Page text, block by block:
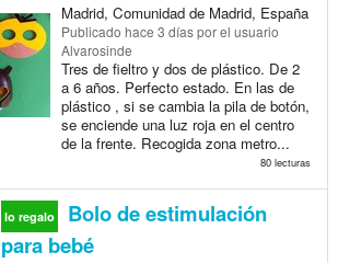
Madrid, Comunidad de Madrid, España
Publicado hace 3 díaspor el usuario
Alvarosinde
Tres de fieltro y dos de plástico. De 2
a 6 años. Perfecto estado. En las de
plástico , si se cambia la pila de botón,
se enciende una luz roja en el centro
de la frente. Recogida zona metro...
80 lecturas
lo regalo
Bolo de estimulación
para bebé